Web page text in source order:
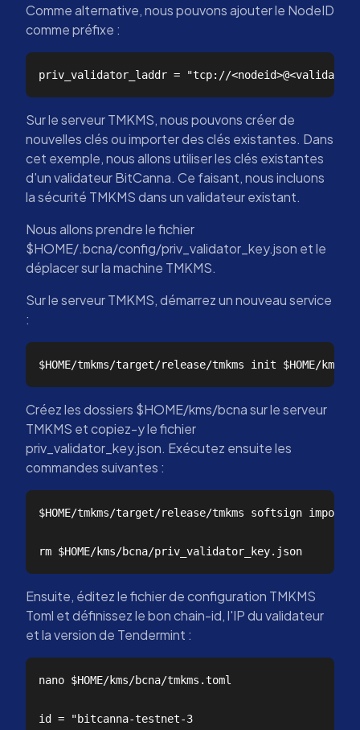
Comme alternative, nous pouvons ajouter le NodeID
comme préfixe :
Sur le serveur TMKMS, nous pouvons créer de
nouvelles clés ou importer des clés existantes. Dans
cet exemple, nous allons utiliser les clés existantes
d'un validateur BitCanna. Ce faisant, nous incluons
la sécurité TMKMS dans un validateur existant.
Nous allons prendre le fichier
$HOME/.bcna/config/priv_validator_key.json et le
déplacer sur la machine TMKMS.
Sur le serveur TMKMS, démarrez un nouveau service
:
Créez les dossiers $HOME/kms/bcna sur le serveur
TMKMS et copiez-y le fichier
priv_validator_key.json. Exécutez ensuite les
commandes suivantes :
$HOME/tmkms/target/release/tmkms softsign import
Ensuite, éditez le fichier de configuration TMKMS
Toml et définissez le bon chain-id, l'IP du validateur
et la version de Tendermint :
nano $HOME/kms/bcna/tmkms.toml
id = "bitcanna-testnet-3